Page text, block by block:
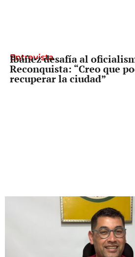
Entrevista
Ibáñez desafía al
Reconquista: “Creo que
recuperar la ciudad”